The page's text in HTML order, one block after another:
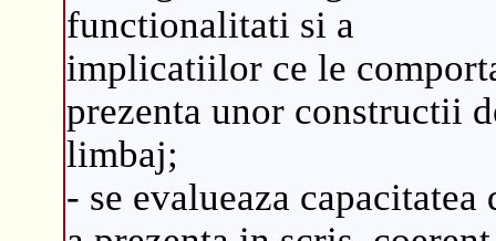
functionalitati si a
implicatiilor ce le
prezenta unor constructii
limbaj;
- se evalueaza capacitatea